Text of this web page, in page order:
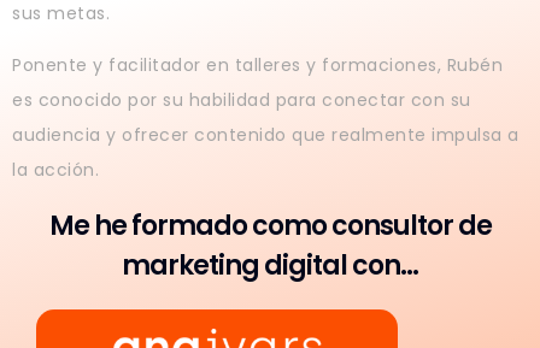
sus metas.
Ponente y facilitador en talleres y formaciones, Rubén
es conocido por su habilidad para conectar con su
audiencia y ofrecer contenido que realmente impulsa a
la acción.
Me he formado como consultor de
marketing digital con...